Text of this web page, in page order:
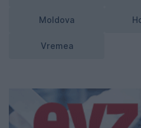
Moldova
Vremea